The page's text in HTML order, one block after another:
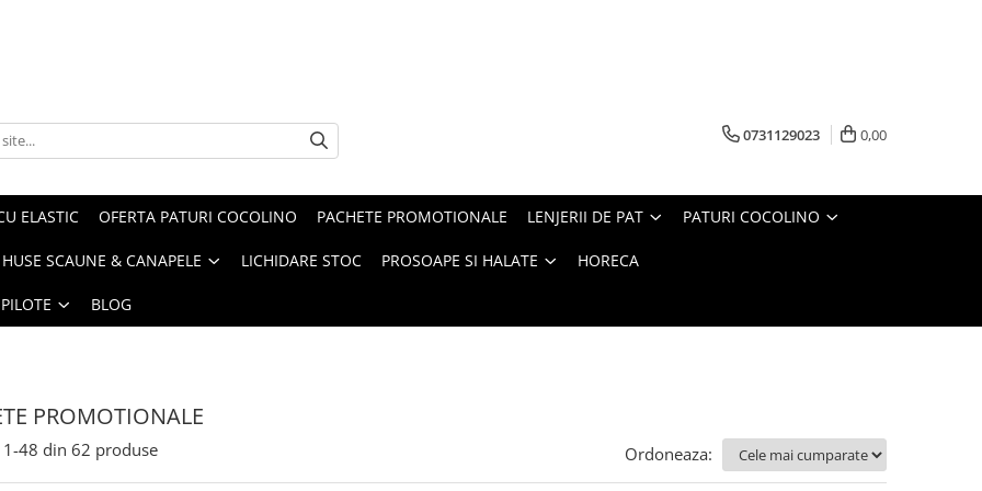
0731129023 0,00
ELASTIC OFERTA PATURI COCOLINO PACHETE PROMOTIONALE LENJERII DE PAT PATURI COCOLINO
HUSE SCAUNE & CANAPELE LICHIDARE STOC PROSOAPE SI HALATE HORECA
BLOG
PROMOTIONALE
1-48 din 62 produse Ordoneaza: